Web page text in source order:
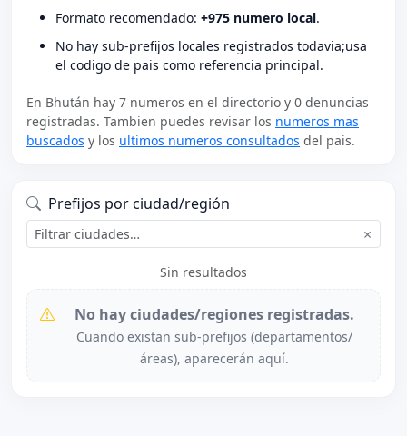
Formato recomendado: +975 numero local.
No hay sub-prefijos locales registrados todavia;usa
el codigo de pais como referencia principal.
En Bhután hay 7 numeros en el directorio y 0 denuncias
registradas. Tambien puedes revisar los numeros mas
buscados y los ultimos numeros consultados del pais.
Prefijos por ciudad/región
×
Sin resultados
No hay ciudades/regiones registradas.
Cuando existan sub-prefijos (departamentos/
áreas), aparecerán aquí.